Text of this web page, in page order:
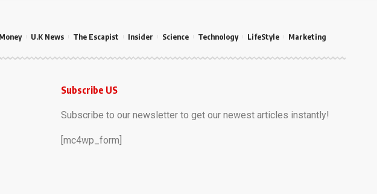
U.K News The Escapist Insider Science Technology LifeStyle Marketing
Subscribe US
Subscribe to our newsletter to get our newest articles instantly!
[mc4wp_form]